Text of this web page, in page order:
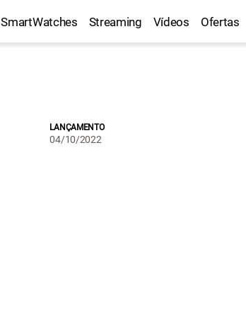
SmartWatches Streaming Vídeos Ofertas
LANÇAMENTO
04/10/2022